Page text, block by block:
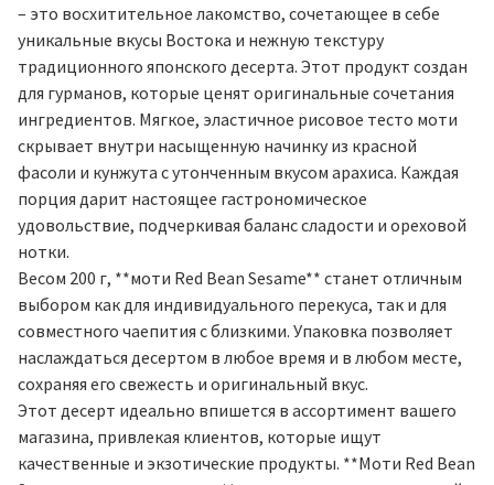
– это восхитительное лакомство, сочетающее в себе
уникальные вкусы Востока и нежную текстуру
традиционного японского десерта. Этот продукт создан
для гурманов, которые ценят оригинальные сочетания
ингредиентов. Мягкое, эластичное рисовое тесто моти
скрывает внутри насыщенную начинку из красной
фасоли и кунжута с утонченным вкусом арахиса. Каждая
порция дарит настоящее гастрономическое
удовольствие, подчеркивая баланс сладости и ореховой
нотки.
Весом 200 г, **моти Red Bean Sesame** станет отличным
выбором как для индивидуального перекуса, так и для
совместного чаепития с близкими. Упаковка позволяет
наслаждаться десертом в любое время и в любом месте,
сохраняя его свежесть и оригинальный вкус.
Этот десерт идеально впишется в ассортимент вашего
магазина, привлекая клиентов, которые ищут
качественные и экзотические продукты. **Моти Red Bean